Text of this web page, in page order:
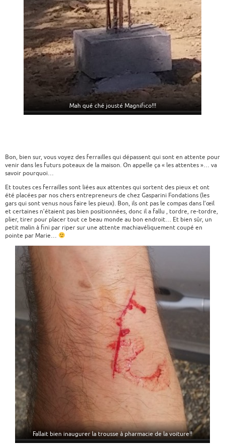
Mah qué ché jousté Magnifico!!!
Bon, bien sur, vous voyez des ferrailles qui dépassent qui sont en attente pour
venir dans les futurs poteaux de la maison. On appelle ça « les attentes »… va
savoir pourquoi…
Et toutes ces ferrailles sont liées aux attentes qui sortent des pieux et ont
été placées par nos chers entrepreneurs de chez Gasparini Fondations (les
gars qui sont venus nous faire les pieux). Bon, ils ont pas le compas dans l’œil
et certaines n’étaient pas bien positionnées, donc il a fallu , tordre, re-tordre,
plier, tirer pour placer tout ce beau monde au bon endroit… Et bien sûr, un
petit malin à fini par riper sur une attente machiavéliquement coupé en
pointe par Marie…
Fallait bien inaugurer la trousse à pharmacie de la voiture!!